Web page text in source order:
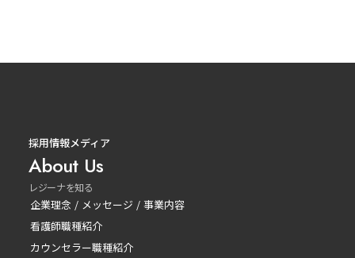
採用情報メディア
About Us
レジーナを知る
企業理念 / メッセージ / 事業内容
看護師職種紹介
カウンセラー職種紹介